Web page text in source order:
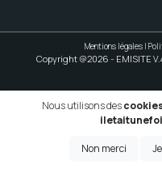
Mentions légales |
Copyright @2026 - EMISITE
Nous utilisons des
Non merci